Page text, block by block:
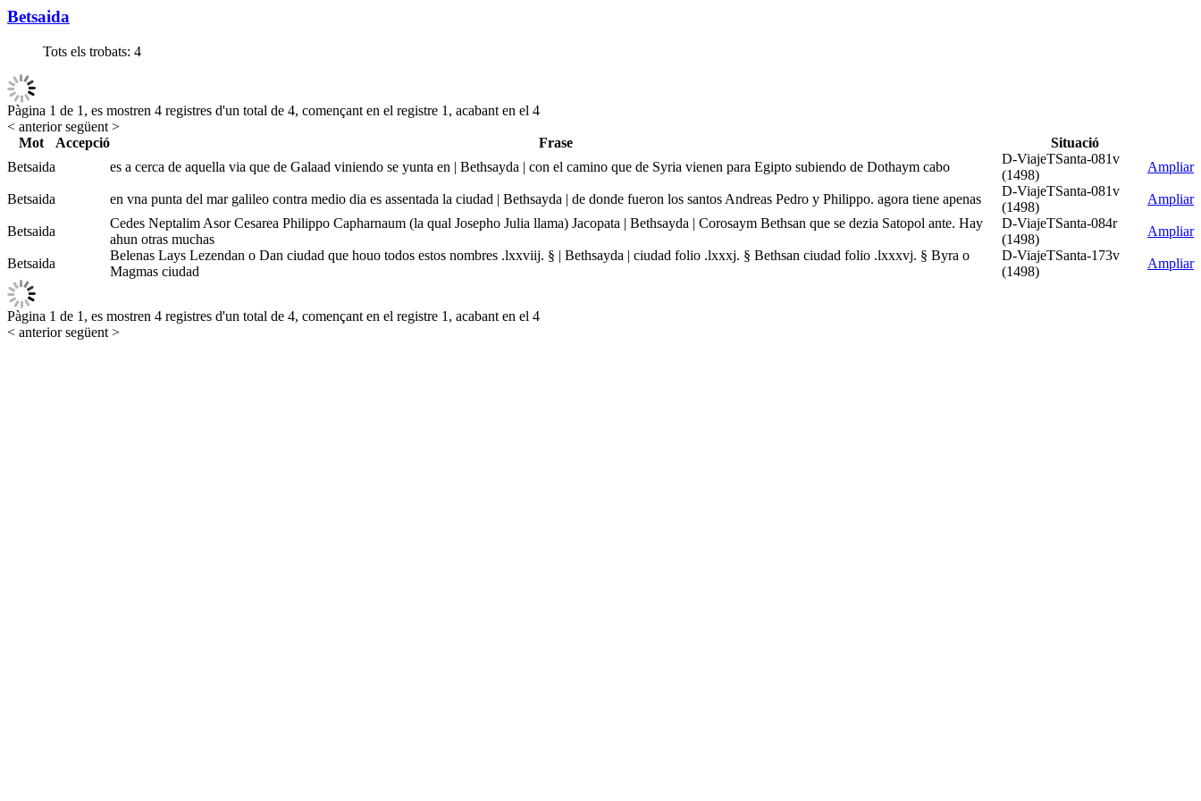
Betsaida
Tots els trobats: 4
Pàgina 1 de 1, es mostren 4 registres d'un total de 4, començant en el registre 1, acabant en el 4
< anteriorsegüent >
Mot
Accepció Frase
Situació
Betsaida
es a cerca de aquella via que de Galaad viniendo se yunta en | Bethsayda | con el camino que de Syria vienen para Egipto subiendo de Dothaym cabo
D-ViajeTSanta-081v
(1498)
Ampliar
Betsaida en vna punta del mar galileo contra medio dia es assentada la ciudad | Bethsayda | de donde fueron los santos Andreas Pedro y Philippo. agora tiene apenas
D-ViajeTSanta-081v
(1498)
Ampliar
Betsaida
Cedes Neptalim Asor Cesarea Philippo Capharnaum (la qual Josepho Julia llama) Jacopata | Bethsayda | Corosaym Bethsan que se dezia Satopol ante. Hay
ahun otras muchas
D-ViajeTSanta-084r
(1498)
Ampliar
Betsaida
Belenas Lays Lezendan o Dan ciudad que houo todos estos nombres .lxxviij. § | Bethsayda | ciudad folio .lxxxj. § Bethsan ciudad folio .lxxxvj. § Byra o
Magmas ciudad
D-ViajeTSanta-173v
(1498)
Ampliar
Pàgina 1 de 1, es mostren 4 registres d'un total de 4, començant en el registre 1, acabant en el 4
< anteriorsegüent >